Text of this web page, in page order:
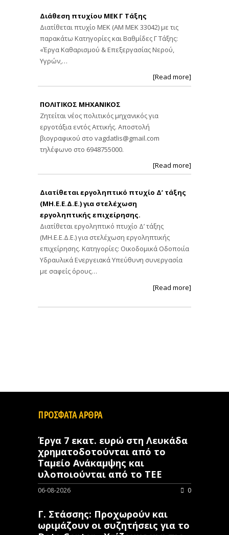
Διάθεση πτυχίου ΜΕΚ Γ Τάξης
Διατίθεται πτυχίο ΜΕΚ (ΑΜ ΜΕΚ 33042) με τις
παρακάτω Κατηγορίες και Βαθμίδες Γ Τάξης:
«Έργα Καθαρισμού & Επεξεργασίας Νερού,
Υγρών,…
[Read more]
ΠΟΛΙΤΙΚΟΣ ΜΗΧΑΝΙΚΟΣ
Ζητείται νέος πολιτικός μηχανικός για
εργοτάξια εντός Αττικής. Αποστολή
βιογραφικού στο vagdatlis@gmail.com
τηλέφωνο στο 6948755000.
[Read more]
Διατίθεται εργοληπτικό πτυχίο Δ’ τάξης
(ΜΗ.Ε.Ε.Δ.Ε.) για στελέχωση
εργοληπτικής επιχείρησης.
Διατίθεται εργοληπτικό πτυχίο Δ’ τάξης
(ΜΗ.Ε.Ε.Δ.Ε.) για στελέχωση εργοληπτικής
επιχείρησης. Κατηγορίες: Οικοδομικά Οδοποιία
Υδραυλικά Ενεργειακά Υπεύθυνη συνεργασία
με σαφείς όρους…
[Read more]
ΠΡΟΣΦΑΤΑ ΑΡΘΡΑ
Έργα 7 εκατ. ευρώ στη Λευκάδα
χρηματοδοτούνται από το
Ταμείο Ανάκαμψης και
υλοποιούνται από το ΤΕΕ
06-08-2026 0
Γ. Στάσσης: Προχωρούν και
ωριμάζουν οι συζητήσεις για το